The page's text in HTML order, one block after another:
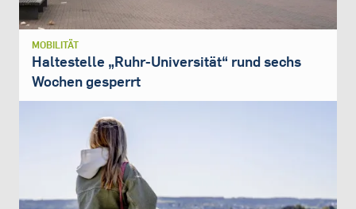
MOBILITÄT
Haltestelle „Ruhr-Universität“ rund sechs
Wochen gesperrt